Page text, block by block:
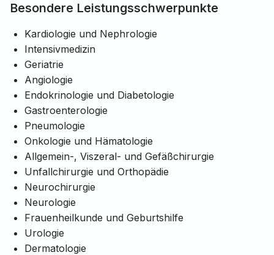
Besondere Leistungsschwerpunkte
Kardiologie und Nephrologie
Intensivmedizin
Geriatrie
Angiologie
Endokrinologie und Diabetologie
Gastroenterologie
Pneumologie
Onkologie und Hämatologie
Allgemein-, Viszeral- und Gefäßchirurgie
Unfallchirurgie und Orthopädie
Neurochirurgie
Neurologie
Frauenheilkunde und Geburtshilfe
Urologie
Dermatologie